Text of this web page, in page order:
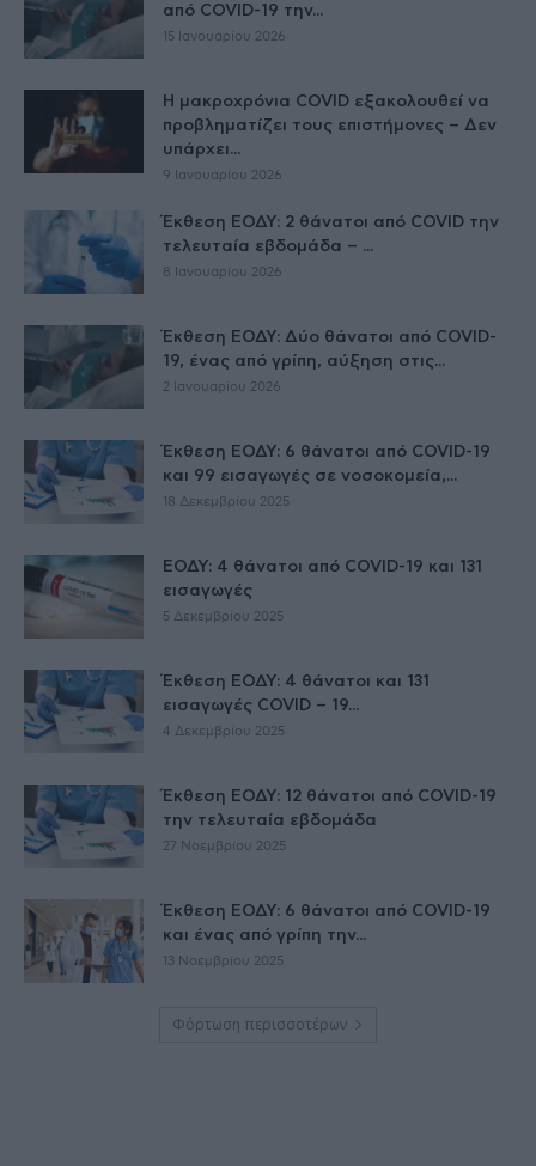
από COVID-19 την...
15 Ιανουαρίου 2026
Η μακροχρόνια COVID εξακολουθεί να
προβληματίζει τους επιστήμονες – Δεν
υπάρχει...
9 Ιανουαρίου 2026
Έκθεση ΕΟΔΥ: 2 θάνατοι από COVID την
τελευταία εβδομάδα – ...
8 Ιανουαρίου 2026
Έκθεση ΕΟΔΥ: Δύο θάνατοι από COVID-
19, ένας από γρίπη, αύξηση στις...
2 Ιανουαρίου 2026
Έκθεση ΕΟΔΥ: 6 θάνατοι από COVID-19
και 99 εισαγωγές σε νοσοκομεία,...
18 Δεκεμβρίου 2025
ΕΟΔΥ: 4 θάνατοι από COVID-19 και 131
εισαγωγές
5 Δεκεμβρίου 2025
Έκθεση ΕΟΔΥ: 4 θάνατοι και 131
εισαγωγές COVID – 19...
4 Δεκεμβρίου 2025
Έκθεση ΕΟΔΥ: 12 θάνατοι από COVID-19
την τελευταία εβδομάδα
27 Νοεμβρίου 2025
Έκθεση ΕΟΔΥ: 6 θάνατοι από COVID-19
και ένας από γρίπη την...
13 Νοεμβρίου 2025
Φόρτωση περισσοτέρων